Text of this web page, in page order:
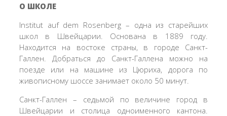
О ШКОЛЕ
Institut auf dem Rosenberg – одна из старейших
школ в Швейцарии. Основана в 1889 году.
Находится на востоке страны, в городе Санкт-
Галлен. Добраться до Санкт-Галлена можно на
поезде или на машине из Цюриха, дорога по
живописному шоссе занимает около 50 минут.
Санкт-Галлен – седьмой по величине город в
Швейцарии и столица одноименного кантона.